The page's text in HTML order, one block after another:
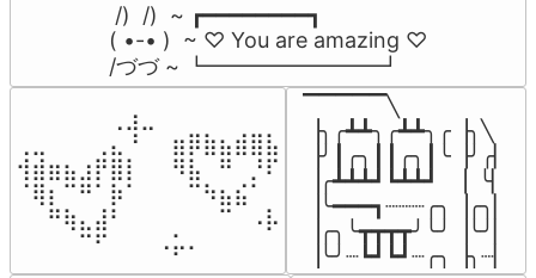
/)  /)  ~ ┏━━━━━━━━┓
( •-• )  ~ ♡ You are amazing ♡
/づづ ~ ┗━━━━━━━━┛
⠀⠀⠀⠀⠀⠀⢀⣰⣀⠀⠀⠀⠀⠀⠀⠀⠀
⢀⣀⠀⠀⠀⢀⣄⠘⠀⠀⣶⡿⣷⣦⣾⣿⣧
⢺⣾⣶⣦⣰⡟⣿⡇⠀⠀⠻⣧⠀⠛⠀⡘⠏
⠈⢿⡆⠉⠛⠁⡷⠁⠀⠀⠀⠉⠳⣦⣮⠁⠀
⠀⠀⠛⢷⣄⣼⠃⠀⠀⠀⠀⠀⠀⠉⠀⠠⡧
⠀⠀⠀⠀⠉⠋⠀⠀⠀⠠⡥⠄⠀⠀⠀⠀⠀
▔▔▔▔▔╲
▕╮╭┻┻╮╭┻┻╮╭▕╮╲
▕╯┃╭╮┃┃╭╮┃╰▕╯╭▏
▕╭┻┻┻┛┗┻┻┛  ▕  ╰▏
▕╰━━━┓┈┈┈╭╮▕╭╮▏
▕╭╮╰┳┳┳┳╯╰╯▕╰╯▏
▕╰╯┈┗┛┗┛┈╭╮▕╮┈▏